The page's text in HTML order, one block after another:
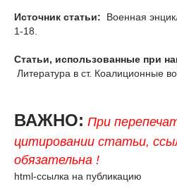
Источник статьи:
Военная
1-18.
Статьи, использованные при
Литература в ст. Коалиционные
ВАЖНО: При
цитировании статьи,
обязательна !
html-ссылка на публикацию